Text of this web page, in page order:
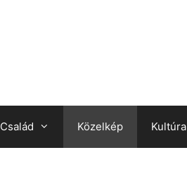
Család Közelkép Kultúra